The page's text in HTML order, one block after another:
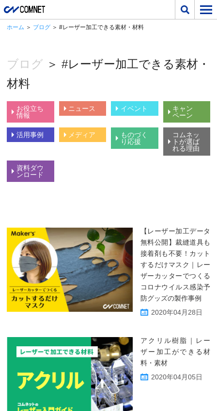
ホーム ＞ ブログ ＞ #レーザー加工できる素材・材料
ブログ ＞ #レーザー加工できる素材・
材料
お役立ち
情報
ニュース イベント
キャン
ペーン
活用事例 メディア
ものづく
り応援
コムネッ
トが選ば
れる理由
資料ダウ
ンロード
【レーザー加工データ
無料公開】裁縫道具も
接着剤も不要！カット
するだけマスク｜レー
ザーカッターでつくる
コロナウイルス感染予
防グッズの製作事例
2020年04月28日
アクリル樹脂｜レー
ザー加工ができる材
料・素材
2020年04月05日